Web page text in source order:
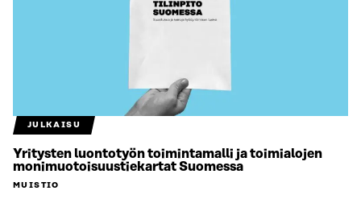
JULKAISU
Yritysten luontotyön toimintamalli ja toimialojen
monimuotoisuustiekartat Suomessa
MUISTIO